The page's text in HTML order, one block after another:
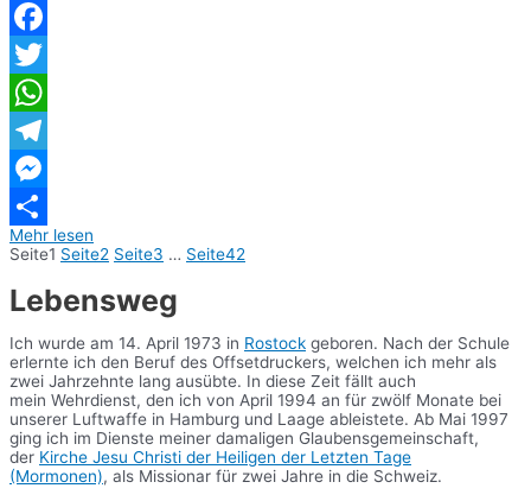
Facebook
Twitter
WhatsApp
Telegram
Messenger
Teilen
Mehr lesen
Seite1 Seite2 Seite3 … Seite42
Lebensweg
Ich wurde am 14. April 1973 in Rostock geboren. Nach der Schule
erlernte ich den Beruf des Offsetdruckers, welchen ich mehr als
zwei Jahrzehnte lang ausübte. In diese Zeit fällt auch
mein Wehrdienst, den ich von April 1994 an für zwölf Monate bei
unserer Luftwaffe in Hamburg und Laage ableistete. Ab Mai 1997
ging ich im Dienste meiner damaligen Glaubensgemeinschaft,
der Kirche Jesu Christi der Heiligen der Letzten Tage
(Mormonen), als Missionar für zwei Jahre in die Schweiz.